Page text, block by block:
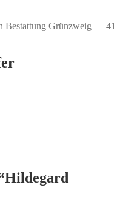
Bestattung Grünzweig — 41
Hildegard